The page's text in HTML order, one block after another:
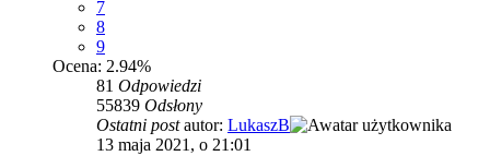
7
8
9
Ocena: 2.94%
81 Odpowiedzi
55839 Odsłony
Ostatni postautor: LukaszB
13 maja 2021, o 21:01